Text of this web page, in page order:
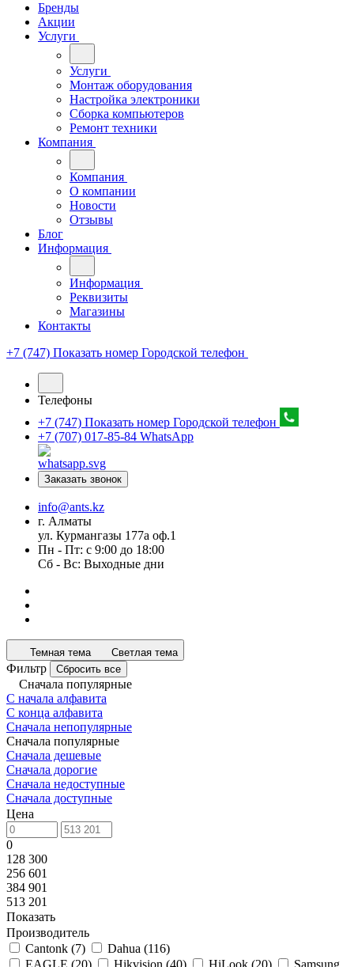
Бренды
Акции
Услуги
Услуги
Монтаж оборудования
Настройка электроники
Сборка компьютеров
Ремонт техники
Компания
Компания
О компании
Новости
Отзывы
Блог
Информация
Информация
Реквизиты
Магазины
Контакты
+7 (747) Показать номер Городской телефон
Телефоны
+7 (747) Показать номер Городской телефон
+7 (707) 017-85-84 WhatsApp
Заказать звонок
info@ants.kz
г. Алматы
ул. Курмангазы 177а оф.1
Пн - Пт: с 9:00 до 18:00
Сб - Вс: Выходные дни
Темная тема Светлая тема
Фильтр Сбросить все
Сначала популярные
С начала алфавита
С конца алфавита
Сначала непопулярные
Сначала популярные
Сначала дешевые
Сначала дорогие
Сначала недоступные
Сначала доступные
Цена
0
128 300
256 601
384 901
513 201
Показать
Производитель
Cantonk (7) Dahua (116)
EAGLE (20) Hikvision (40) HiLook (20) Samsung